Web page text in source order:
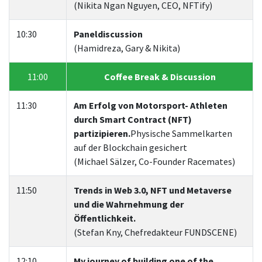
(Nikita Ngan Nguyen, CEO, NFTify)
10:30
Paneldiscussion
(Hamidreza, Gary & Nikita)
11:00 Coffee Break & Discussion
11:30
Am Erfolg von Motorsport- Athleten
durch Smart Contract (NFT)
partizipieren.Physische Sammelkarten
auf der Blockchain gesichert
(Michael Sälzer, Co-Founder Racemates)
11:50
Trends in Web 3.0, NFT und Metaverse
und die Wahrnehmung der
Öffentlichkeit.
(Stefan Kny, Chefredakteur FUNDSCENE)